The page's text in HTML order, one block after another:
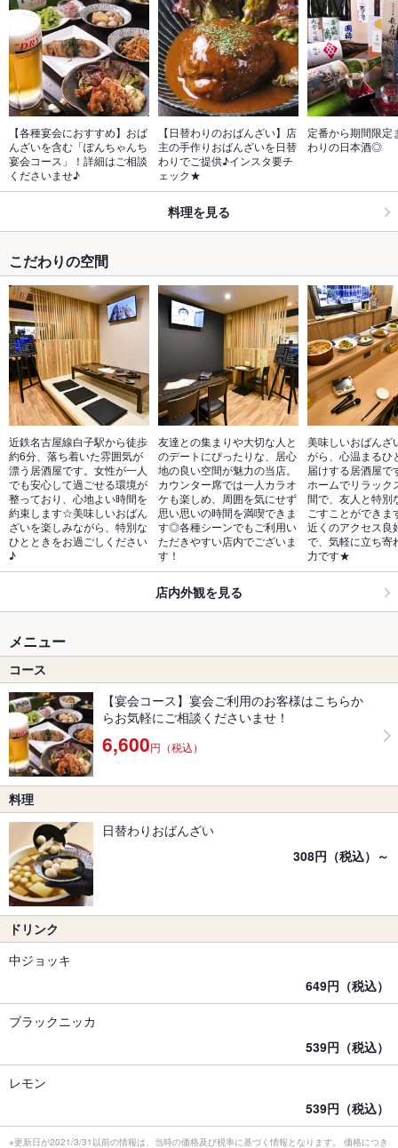
【各種宴会におすすめ】おば
んざいを含む「ぽんちゃんち
宴会コース」！詳細はご相談
くださいませ♪
【日替わりのおばんざい】店
主の手作りおばんざいを日替
わりでご提供♪インスタ要チ
ェック★
定番から期間限定
わりの日本酒◎
料理を見る
こだわりの空間
近鉄名古屋線白子駅から徒歩
約6分、落ち着いた雰囲気が
漂う居酒屋です。女性が一人
でも安心して過ごせる環境が
整っており、心地よい時間を
約束します☆美味しいおばん
ざいを楽しみながら、特別な
ひとときをお過ごしください
♪
友達との集まりや大切な人と
のデートにぴったりな、居心
地の良い空間が魅力の当店。
カウンター席では一人カラオ
ケも楽しめ、周囲を気にせず
思い思いの時間を満喫できま
す◎各種シーンでもご利用い
ただきやすい店内でございま
す！
美味しいおばんざ
がら、心温まるひ
届けする居酒屋で
ホームでリラック
間で、友人と特別
ごすことができま
近くのアクセス良
で、気軽に立ち寄
力です★
店内外観を見る
メニュー
コース
【宴会コース】宴会ご利用のお客様はこちらか
らお気軽にご相談くださいませ！
6,600円（税込）
料理
日替わりおばんざい
308円（税込）～
ドリンク
中ジョッキ
649円（税込）
ブラックニッカ
539円（税込）
レモン
539円（税込）
※更新日が2021/3/31以前の情報は、当時の価格及び税率に基づく情報となります。 価格につき